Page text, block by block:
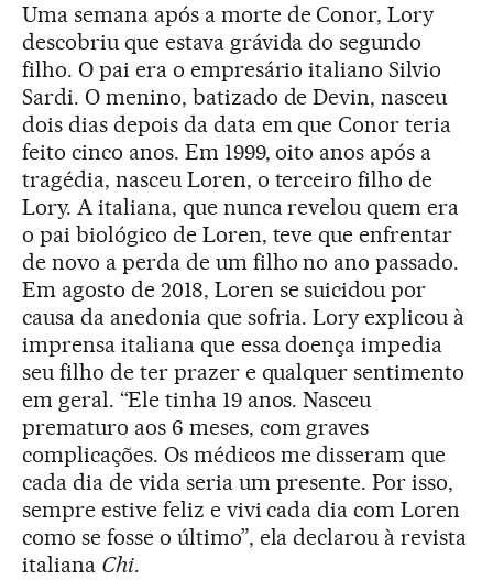
Uma semana após a morte de Conor, Lory
descobriu que estava grávida do segundo
filho. O pai era o empresário italiano Silvio
Sardi. O menino, batizado de Devin, nasceu
dois dias depois da data em que Conor teria
feito cinco anos. Em 1999, oito anos após a
tragédia, nasceu Loren, o terceiro filho de
Lory. A italiana, que nunca revelou quem era
o pai biológico de Loren, teve que enfrentar
de novo a perda de um filho no ano passado.
Em agosto de 2018, Loren se suicidou por
causa da anedonia que sofria. Lory explicou à
imprensa italiana que essa doença impedia
seu filho de ter prazer e qualquer sentimento
em geral. “Ele tinha 19 anos. Nasceu
prematuro aos 6 meses, com graves
complicações. Os médicos me disseram que
cada dia de vida seria um presente. Por isso,
sempre estive feliz e vivi cada dia com Loren
como se fosse o último”, ela declarou à revista
italiana Chi.